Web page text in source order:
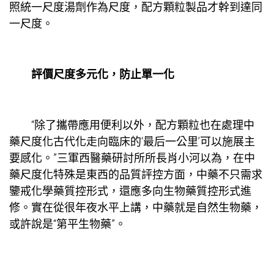
照統一尺度湯劑作為尺度，配方顆粒製品才幹到達同
一尺度。
評價尺度多元化，防止單一化
“除了攜帶應用便利以外，配方顆粒也在處理中
藥尺度化古代化走向臨床的‘最后一公里’可以施展主
要感化。”三軍西醫藥研討所所長肖小河以為，在中
藥尺度化特殊是東西的品質評控方面，中藥不只需求
鑒戒化學藥質控形式，還應多向生物藥質控形式進
修。實在從很年夜水平上講，中藥就是自然生物藥，
或許說是“第平生物藥”。